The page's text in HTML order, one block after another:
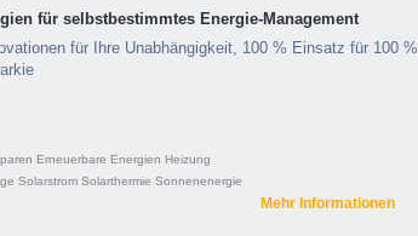
für selbstbestimmtes Energie-Management
für Ihre Unabhängigkeit, 100 % Einsatz für 100 %
Erneuerbare Energien Heizung
Solarstrom Solarthermie Sonnenenergie
Mehr Informationen